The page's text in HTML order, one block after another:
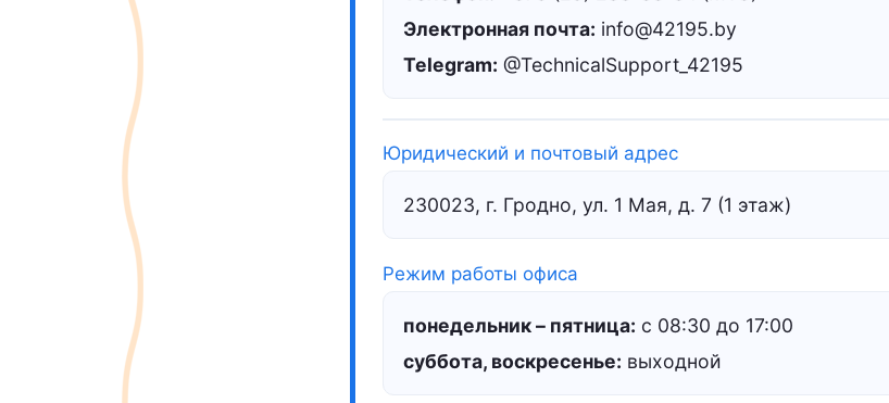
Электронная почта: info@42195.by
Telegram: @TechnicalSupport_42195
Юридический и почтовый адрес
230023, г. Гродно, ул. 1 Мая, д. 7 (1 этаж)
Режим работы офиса
понедельник – пятница: с 08:30 до 17:00
суббота, воскресенье: выходной